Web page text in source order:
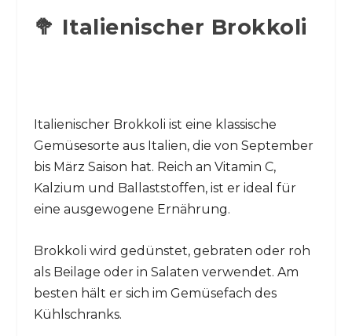
🥦 Italienischer Brokkoli
Italienischer Brokkoli ist eine klassische
Gemüsesorte aus Italien, die von September
bis März Saison hat. Reich an Vitamin C,
Kalzium und Ballaststoffen, ist er ideal für
eine ausgewogene Ernährung.
Brokkoli wird gedünstet, gebraten oder roh
als Beilage oder in Salaten verwendet. Am
besten hält er sich im Gemüsefach des
Kühlschranks.